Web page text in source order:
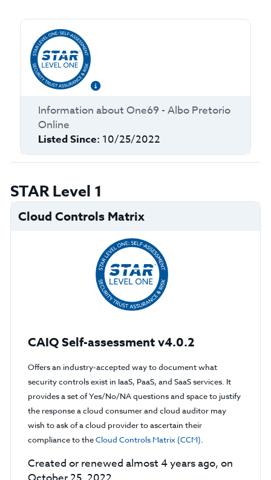
Information about One69 - Albo Pretorio
Online
Listed Since: 10/25/2022
STAR Level 1
Cloud Controls Matrix
CAIQ Self-assessment v4.0.2
Offers an industry-accepted way to document what
security controls exist in IaaS, PaaS, and SaaS services. It
provides a set of Yes/No/NA questions and space to justify
the response a cloud consumer and cloud auditor may
wish to ask of a cloud provider to ascertain their
compliance to theCloud Controls Matrix (CCM).
Created or renewed almost 4 years ago, on